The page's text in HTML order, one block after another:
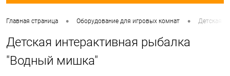
Главная страница • Оборудование для игровых комнат • Детская
Детская интерактивная рыбалка
"Водный мишка"